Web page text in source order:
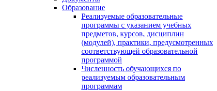
Образование
Реализуемые образовательные
программы с указанием учебных
предметов, курсов, дисциплин
(модулей), практики, предусмотренных
соответствующей образовательной
программой
Численность обучающихся по
реализуемым образовательным
программам